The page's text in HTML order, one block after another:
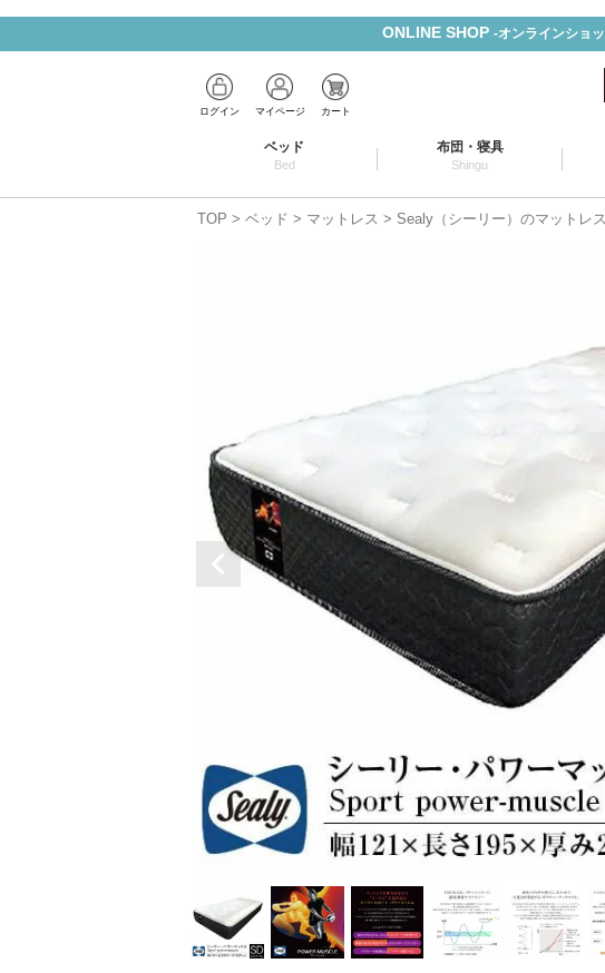
ONLINE SHOP -オンラインショ
ログイン マイページ カート
ベッド
Bed
布団・寝具
Shingu
TOP ベッド マットレス Sealy（シーリー）のマットレ